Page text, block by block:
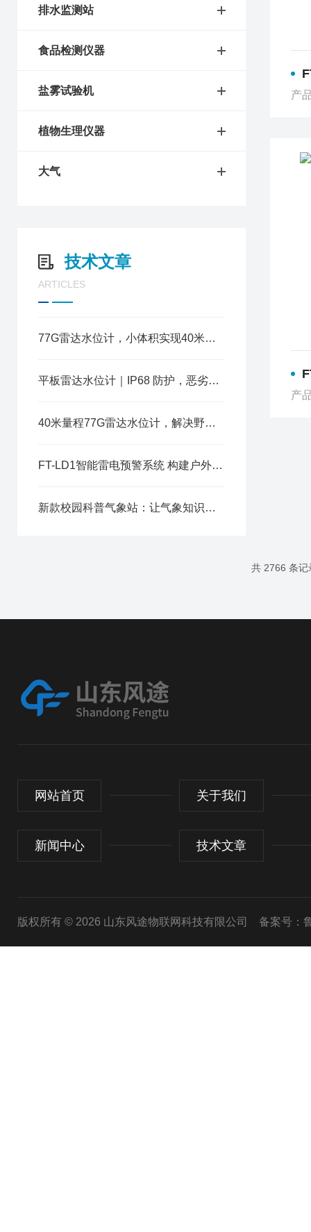
排水监测站
食品检测仪器
盐雾试验机
植物生理仪器
大气
技术文章
ARTICLES
77G雷达水位计，小体积实现40米大范围水位监测
平板雷达水位计｜IP68 防护，恶劣工况下液位稳定采集
40米量程77G雷达水位计，解决野外复杂环境水位监测难题
FT-LD1智能雷电预警系统 构建户外安全雷电防护体系
新款校园科普气象站：让气象知识从课本走向校园实景
产
产
共 2766 条
网站首页 关于我们
新闻中心 技术文章
版权所有 © 2026 山东风途物联网科技有限公司 备案号：